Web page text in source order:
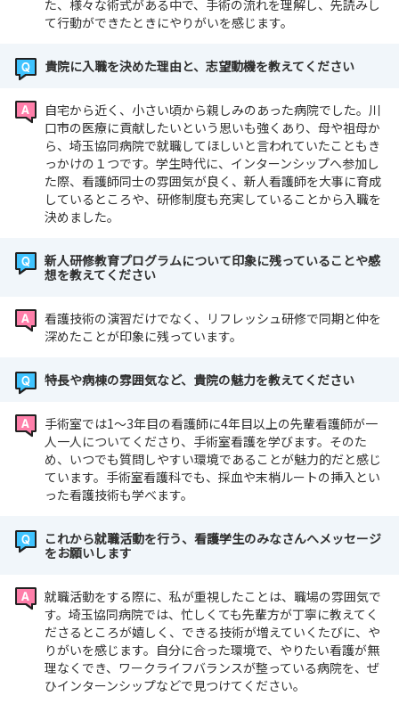
た、様々な術式がある中で、手術の流れを理解し、先読みし
て行動ができたときにやりがいを感じます。
貴院に入職を決めた理由と、志望動機を教えてください
自宅から近く、小さい頃から親しみのあった病院でした。川
口市の医療に貢献したいという思いも強くあり、母や祖母か
ら、埼玉協同病院で就職してほしいと言われていたこともき
っかけの１つです。学生時代に、インターンシップへ参加し
た際、看護師同士の雰囲気が良く、新人看護師を大事に育成
しているところや、研修制度も充実していることから入職を
決めました。
新人研修教育プログラムについて印象に残っていることや感
想を教えてください
看護技術の演習だけでなく、リフレッシュ研修で同期と仲を
深めたことが印象に残っています。
特長や病棟の雰囲気など、貴院の魅力を教えてください
手術室では1～3年目の看護師に4年目以上の先輩看護師が一
人一人についてくださり、手術室看護を学びます。そのた
め、いつでも質問しやすい環境であることが魅力的だと感じ
ています。手術室看護科でも、採血や末梢ルートの挿入とい
った看護技術も学べます。
これから就職活動を行う、看護学生のみなさんへメッセージ
をお願いします
就職活動をする際に、私が重視したことは、職場の雰囲気で
す。埼玉協同病院では、忙しくても先輩方が丁寧に教えてく
ださるところが嬉しく、できる技術が増えていくたびに、や
りがいを感じます。自分に合った環境で、やりたい看護が無
理なくでき、ワークライフバランスが整っている病院を、ぜ
ひインターンシップなどで見つけてください。